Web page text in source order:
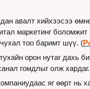
авалт хийхээсээ
маркетинг боломжит
чухал тоо баримт шүү. (
орон нутаг дахь
гомдлыг олж
яг өөрт нь